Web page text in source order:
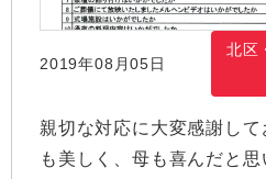
2019年08月05日
北区
親切な対応に大変感謝し
も美しく、母も喜んだと